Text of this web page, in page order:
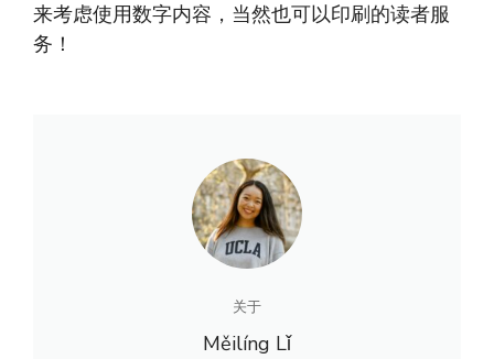
来考虑使用数字内容，当然也可以印刷的读者服
务！
关于
Měilíng Lǐ